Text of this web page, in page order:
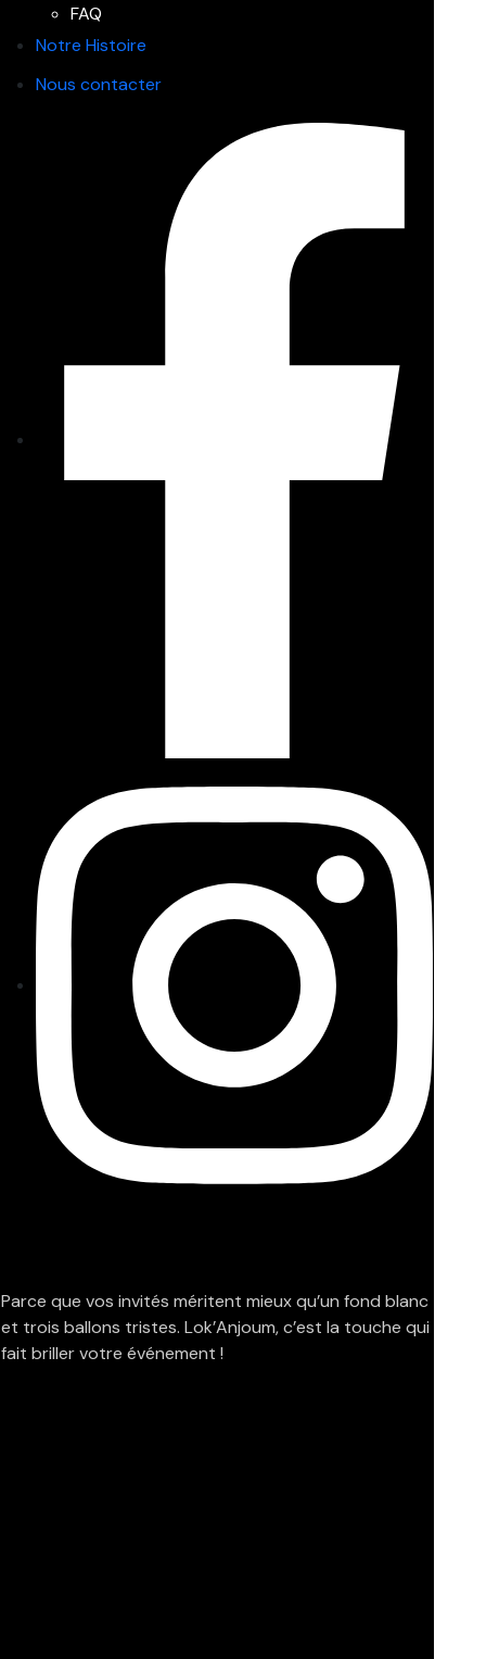
FAQ
Notre Histoire
Nous contacter
Parce que vos invités méritent mieux qu’un fond blanc
et trois ballons tristes. Lok’Anjoum, c’est la touche qui
fait briller votre événement !